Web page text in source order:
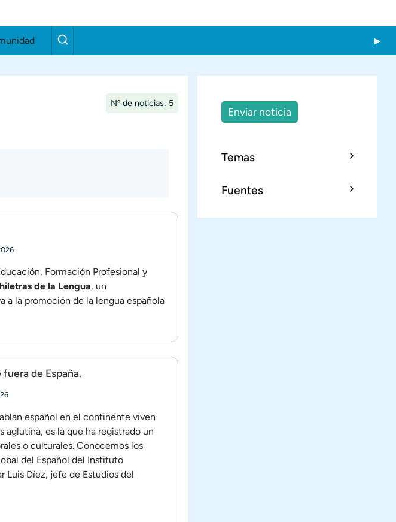
Nº de noticias: 5
Formación Profesional y
de la Lengua, un
la promoción de la lengua española
de España.
español en el continente viven
aglutina, es la que ha registrado un
o culturales. Conocemos los
del Español del Instituto
Luis Díez, jefe de Estudios del
Enviar noticia
Temas
Fuentes